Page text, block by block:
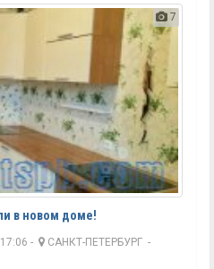
7
в новом доме!
- САНКТ-ПЕТЕРБУРГ -